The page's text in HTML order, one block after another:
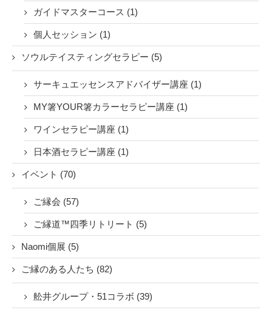
ガイドマスターコース (1)
個人セッション (1)
ソウルテイスティングセラピー (5)
サーキュエッセンスアドバイザー講座 (1)
MY箸YOUR箸カラーセラピー講座 (1)
ワインセラピー講座 (1)
日本酒セラピー講座 (1)
イベント (70)
ご縁会 (57)
ご縁道™四季リトリート (5)
Naomi個展 (5)
ご縁のある人たち (82)
舩井グループ・51コラボ (39)